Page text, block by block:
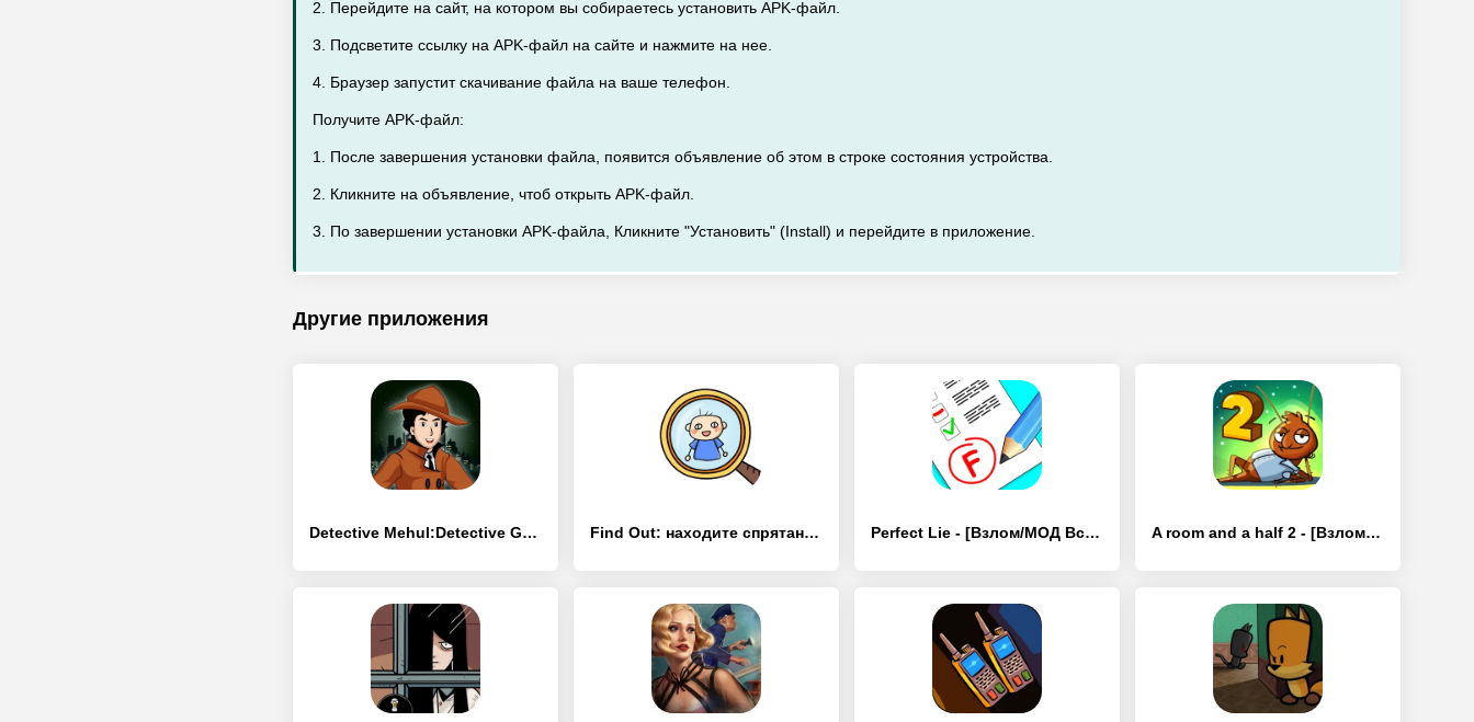
2. Перейдите на сайт, на котором вы собираетесь установить APK-файл.
3. Подсветите ссылку на APK-файл на сайте и нажмите на нее.
4. Браузер запустит скачивание файла на ваше телефон.
Получите APK-файл:
1. После завершения установки файла, появится объявление об этом в строке состояния устройства.
2. Кликните на объявление, чтоб открыть APK-файл.
3. По завершении установки APK-файла, Кликните "Установить" (Install) и перейдите в приложение.
Другие приложения
Detective Mehul:Detective Game - [Взлом/МОД Все открыто] Find Out: находите спрятанное! - [Взлом/МОД Бесконечные деньги] Perfect Lie - [Взлом/МОД Все открыто] A room and a half 2 - [Взлом/МОД Меню]